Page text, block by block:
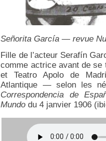
Señorita García — revue
Fille de l’acteur Serafín
comme actrice avant de se
et Teatro Apolo de
Atlantique — selon les
Correspondencia de
Mundo du 4 janvier 1906